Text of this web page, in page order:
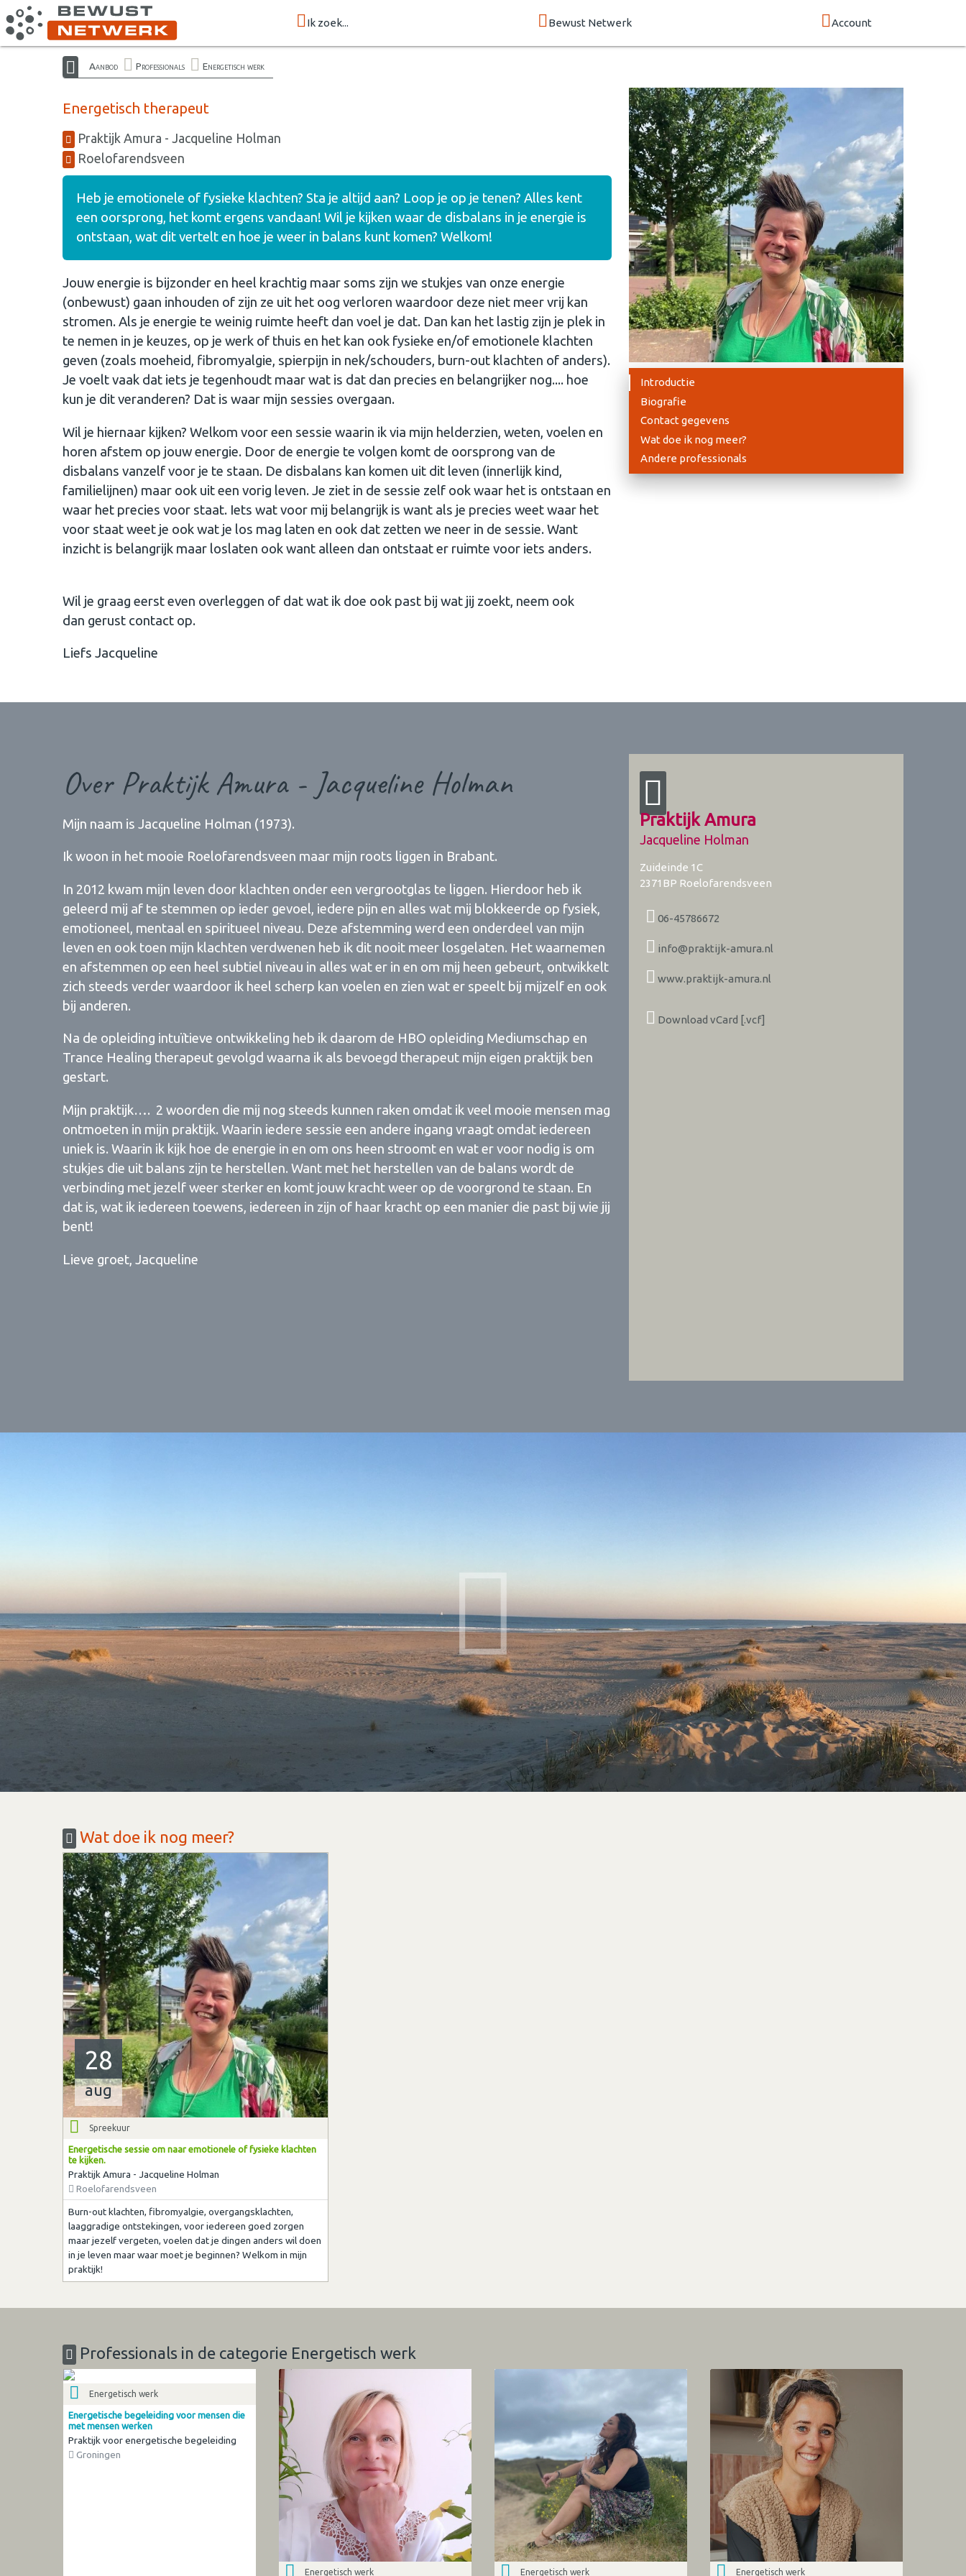
Ik zoek... Bewust Netwerk Account
Aanbod Professionals Energetisch werk
Energetisch therapeut
Praktijk Amura - Jacqueline Holman
Roelofarendsveen
Heb je emotionele of fysieke klachten? Sta je altijd aan? Loop je op je tenen? Alles kent
een oorsprong, het komt ergens vandaan! Wil je kijken waar de disbalans in je energie is
ontstaan, wat dit vertelt en hoe je weer in balans kunt komen? Welkom!
Jouw energie is bijzonder en heel krachtig maar soms zijn we stukjes van onze energie
(onbewust) gaan inhouden of zijn ze uit het oog verloren waardoor deze niet meer vrij kan
stromen. Als je energie te weinig ruimte heeft dan voel je dat. Dan kan het lastig zijn je plek in
te nemen in je keuzes, op je werk of thuis en het kan ook fysieke en/of emotionele klachten
geven (zoals moeheid, fibromyalgie, spierpijn in nek/schouders, burn-out klachten of anders).
Je voelt vaak dat iets je tegenhoudt maar wat is dat dan precies en belangrijker nog.... hoe
kun je dit veranderen? Dat is waar mijn sessies overgaan.
Wil je hiernaar kijken? Welkom voor een sessie waarin ik via mijn helderzien, weten, voelen en
horen afstem op jouw energie. Door de energie te volgen komt de oorsprong van de
disbalans vanzelf voor je te staan. De disbalans kan komen uit dit leven (innerlijk kind,
familielijnen) maar ook uit een vorig leven. Je ziet in de sessie zelf ook waar het is ontstaan en
waar het precies voor staat. Iets wat voor mij belangrijk is want als je precies weet waar het
voor staat weet je ook wat je los mag laten en ook dat zetten we neer in de sessie. Want
inzicht is belangrijk maar loslaten ook want alleen dan ontstaat er ruimte voor iets anders.
Wil je graag eerst even overleggen of dat wat ik doe ook past bij wat jij zoekt, neem ook
dan gerust contact op.
Liefs Jacqueline
Introductie
Biografie
Contact gegevens
Wat doe ik nog meer?
Andere professionals
Over Praktijk Amura - Jacqueline Holman
Mijn naam is Jacqueline Holman (1973).
Ik woon in het mooie Roelofarendsveen maar mijn roots liggen in Brabant.
In 2012 kwam mijn leven door klachten onder een vergrootglas te liggen. Hierdoor heb ik
geleerd mij af te stemmen op ieder gevoel, iedere pijn en alles wat mij blokkeerde op fysiek,
emotioneel, mentaal en spiritueel niveau. Deze afstemming werd een onderdeel van mijn
leven en ook toen mijn klachten verdwenen heb ik dit nooit meer losgelaten. Het waarnemen
en afstemmen op een heel subtiel niveau in alles wat er in en om mij heen gebeurt, ontwikkelt
zich steeds verder waardoor ik heel scherp kan voelen en zien wat er speelt bij mijzelf en ook
bij anderen.
Na de opleiding intuïtieve ontwikkeling heb ik daarom de HBO opleiding Mediumschap en
Trance Healing therapeut gevolgd waarna ik als bevoegd therapeut mijn eigen praktijk ben
gestart.
Mijn praktijk…. 2 woorden die mij nog steeds kunnen raken omdat ik veel mooie mensen mag
ontmoeten in mijn praktijk. Waarin iedere sessie een andere ingang vraagt omdat iedereen
uniek is. Waarin ik kijk hoe de energie in en om ons heen stroomt en wat er voor nodig is om
stukjes die uit balans zijn te herstellen. Want met het herstellen van de balans wordt de
verbinding met jezelf weer sterker en komt jouw kracht weer op de voorgrond te staan. En
dat is, wat ik iedereen toewens, iedereen in zijn of haar kracht op een manier die past bij wie jij
bent!
Lieve groet, Jacqueline
Praktijk Amura
Jacqueline Holman
Zuideinde 1C
2371BP Roelofarendsveen
06-45786672
info@praktijk-amura.nl
www.praktijk-amura.nl
Download vCard [.vcf]
Wat doe ik nog meer?
28
aug
Spreekuur
Energetische sessie om naar emotionele of fysieke klachten
te kijken.
Praktijk Amura - Jacqueline Holman
Roelofarendsveen
Burn-out klachten, fibromyalgie, overgangsklachten,
laaggradige ontstekingen, voor iedereen goed zorgen
maar jezelf vergeten, voelen dat je dingen anders wil doen
in je leven maar waar moet je beginnen? Welkom in mijn
praktijk!
Professionals in de categorie Energetisch werk
Energetisch werk
Energetische begeleiding voor mensen die
met mensen werken
Praktijk voor energetische begeleiding
Groningen
Energetisch werk Energetisch werk Energetisch werk